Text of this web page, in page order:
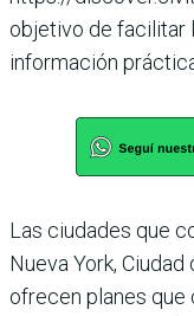
objetivo de facilitar
información
Las ciudades que
Nueva York,
ofrecen planes que